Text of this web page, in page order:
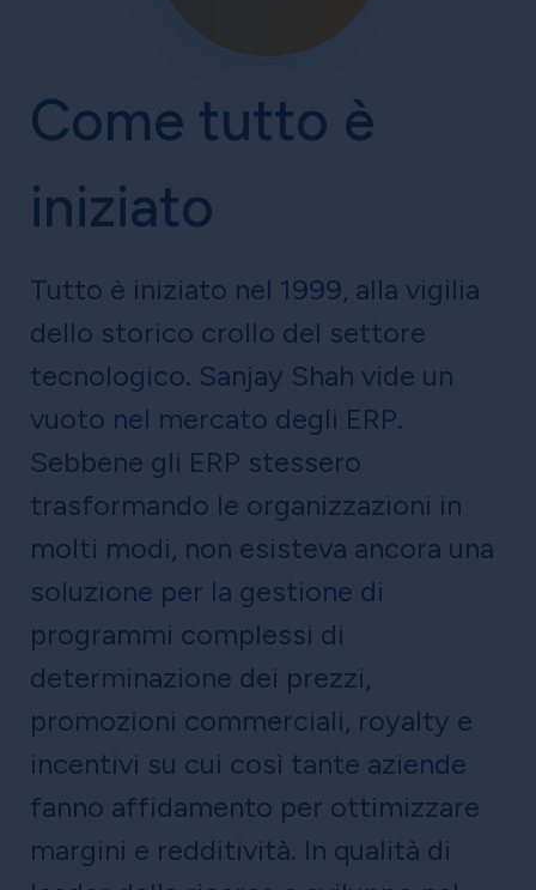
Come tutto è
iniziato
Tutto è iniziato nel 1999, alla vigilia
dello storico crollo del settore
tecnologico. Sanjay Shah vide un
vuoto nel mercato degli ERP.
Sebbene gli ERP stessero
trasformando le organizzazioni in
molti modi, non esisteva ancora una
soluzione per la gestione di
programmi complessi di
determinazione dei prezzi,
promozioni commerciali, royalty e
incentivi su cui così tante aziende
fanno affidamento per ottimizzare
margini e redditività. In qualità di